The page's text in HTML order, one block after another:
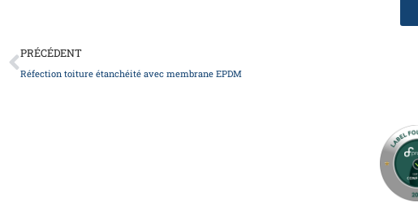
Précédent
PRÉCÉDENT
Réfection toiture étanchéité avec membrane EPDM